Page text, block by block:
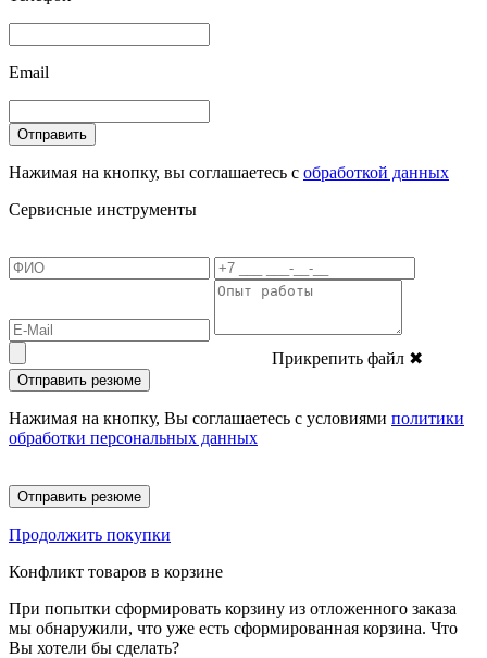
Email
Отправить
Нажимая на кнопку, вы соглашаетесь с обработкой данных
Сервисные инструменты
Прикрепить файл ✖
Отправить резюме
Нажимая на кнопку, Вы соглашаетесь с условиями политики
обработки персональных данных
Отправить резюме
Продолжить покупки
Конфликт товаров в корзине
При попытки сформировать корзину из отложенного заказа
мы обнаружили, что уже есть сформированная корзина. Что
Вы хотели бы сделать?